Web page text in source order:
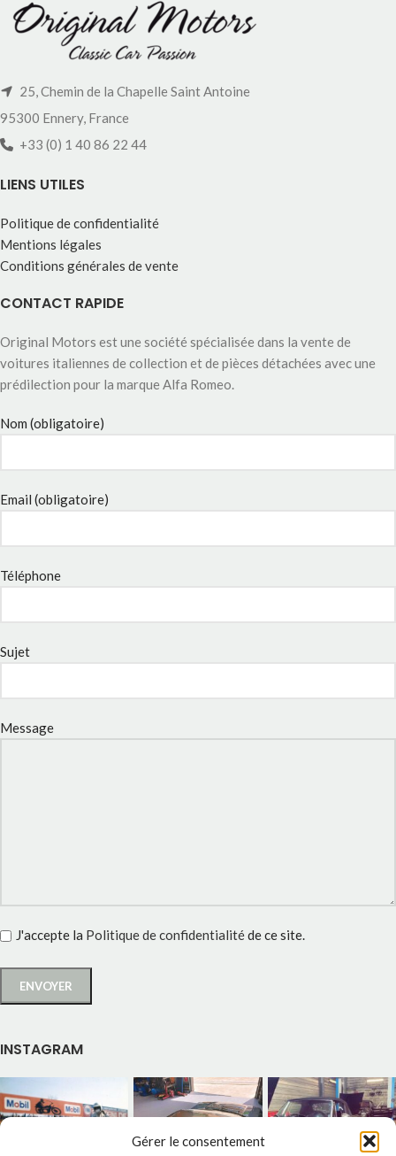
Gérer le consentement
25, Chemin de la Chapelle Saint Antoine
95300 Ennery, France
+33 (0) 1 40 86 22 44
LIENS UTILES
Politique de confidentialité
Mentions légales
Conditions générales de vente
CONTACT RAPIDE
Original Motors est une société spécialisée dans la vente de
voitures italiennes de collection et de pièces détachées avec une
prédilection pour la marque Alfa Romeo.
Nom (obligatoire)
Email (obligatoire)
Téléphone
Sujet
Message
J'accepte la Politique de confidentialitéde ce site.
INSTAGRAM